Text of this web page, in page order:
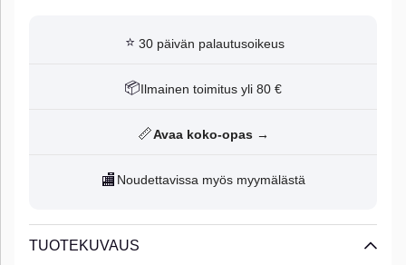
⭐ 30 päivän palautusoikeus
📦 Ilmainen toimitus yli 80 €
📏Avaa koko-opas →
🏬 Noudettavissa myös myymälästä
TUOTEKUVAUS